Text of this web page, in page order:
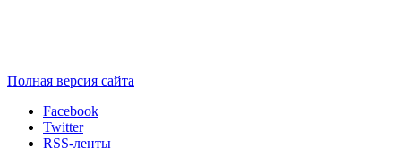
Полная версия сайта
Facebook
Twitter
RSS-ленты